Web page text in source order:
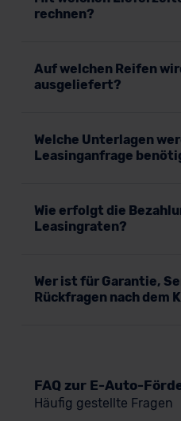
rechnen?
Auf welchen Reifen
ausgeliefert?
Welche Unterlagen
Leasinganfrage
Wie erfolgt die
Leasingraten?
Wer ist für Garantie,
Rückfragen nach dem
FAQ zur E-Auto-
Häufig gestellte Fragen